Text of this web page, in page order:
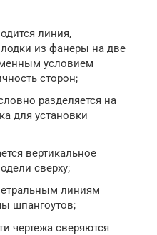
линия,
из фанеры на две
условием
сторон;
разделяется на
для установки
вертикальное
сверху;
линиям
шпангоутов;
чертежа сверяются